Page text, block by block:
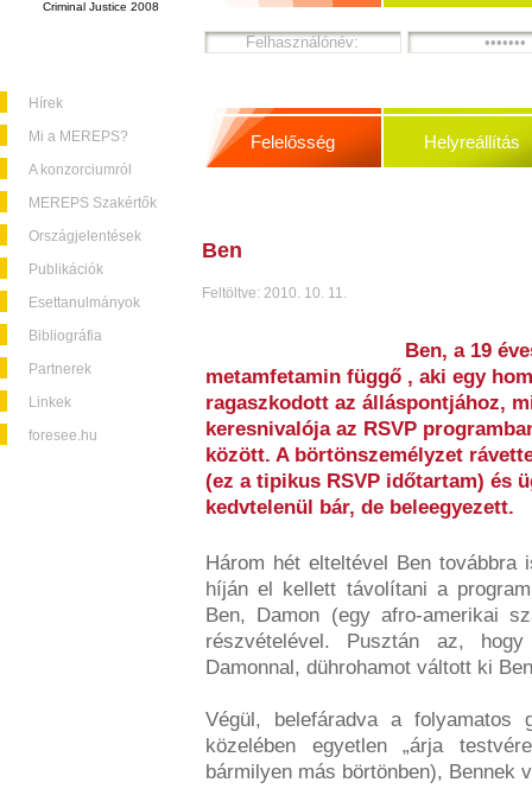
Criminal Justice 2008
Hírek
Mi a MEREPS?
A konzorciumról
MEREPS Szakértők
Országjelentések
Publikációk
Esettanulmányok
Bibliográfia
Partnerek
Linkek
foresee.hu
Felelősség Helyreállítás
Ben
Feltöltve: 2010. 10. 11.
Ben, a 19
metamfetamin függő , aki egy
ragaszkodott az álláspontjához,
keresnivalója az RSVP
között. A börtönszemélyzet
(ez a tipikus RSVP időtartam) és
kedvtelenül bár, de beleegyezett.
Három hét elteltével Ben
híján el kellett távolítani a
Ben, Damon (egy afro-amerikai
részvételével. Pusztán az,
Damonnal, dührohamot váltott ki
Végül, belefáradva a
közelében egyetlen „árja
bármilyen más börtönben), Bennek